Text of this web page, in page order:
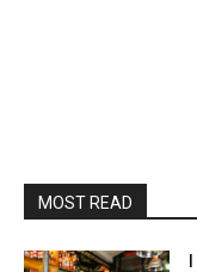
MOST READ